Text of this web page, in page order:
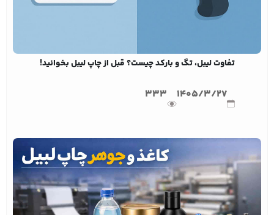
تفاوت لیبل، تگ و بارکد چیست؟ قبل از چاپ لیبل بخوانید!
1405/3/27
333